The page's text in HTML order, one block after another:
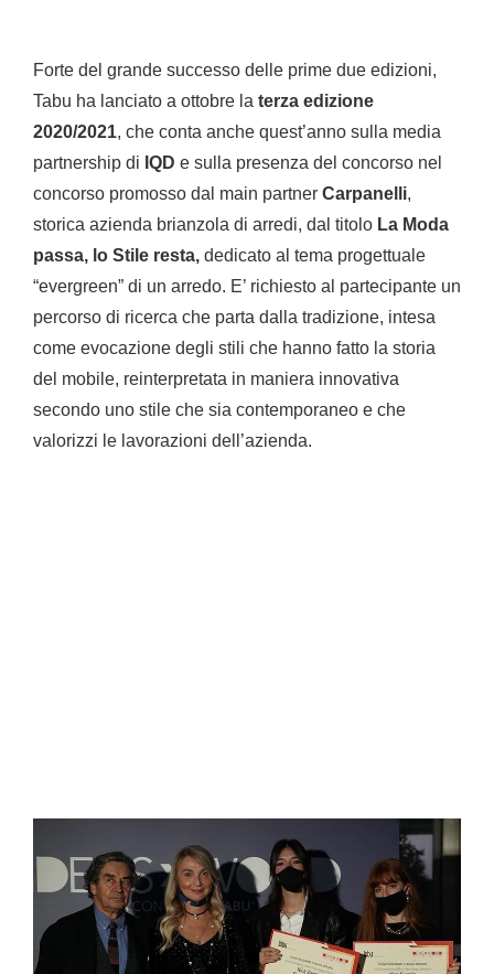
Forte del grande successo delle prime due edizioni,
Tabu ha lanciato a ottobre la terza edizione
2020/2021, che conta anche quest’anno sulla media
partnership di IQD e sulla presenza del concorso nel
concorso promosso dal main partner Carpanelli,
storica azienda brianzola di arredi, dal titolo La Moda
passa, lo Stile resta, dedicato al tema progettuale
“evergreen” di un arredo. E’ richiesto al partecipante un
percorso di ricerca che parta dalla tradizione, intesa
come evocazione degli stili che hanno fatto la storia
del mobile, reinterpretata in maniera innovativa
secondo uno stile che sia contemporaneo e che
valorizzi le lavorazioni dell’azienda.